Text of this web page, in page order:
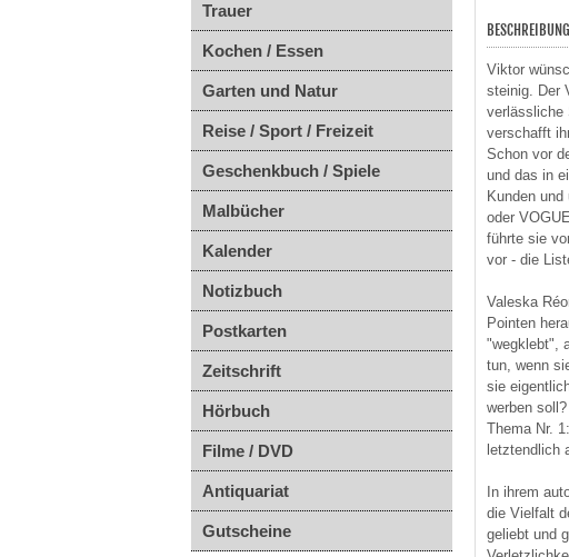
Trauer
Kochen / Essen
Garten und Natur
Reise / Sport / Freizeit
Geschenkbuch / Spiele
Malbücher
Kalender
Notizbuch
Postkarten
Zeitschrift
Hörbuch
Filme / DVD
Antiquariat
Gutscheine
BESCHREIBUNG
Viktor
steinig. Der
verlässliche
verschafft
Schon vor
und das in
Kunden
oder
führte sie
vor - die
Valeska
Pointen
"wegklebt",
tun, wenn
sie
werben
Thema Nr.
letztendlich
In ihrem
die Vielfalt
geliebt und